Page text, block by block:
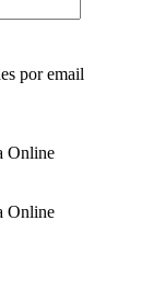
por email